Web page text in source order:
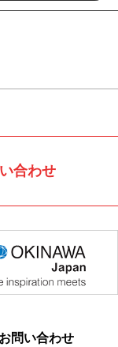
合わせ
お問い合わせ